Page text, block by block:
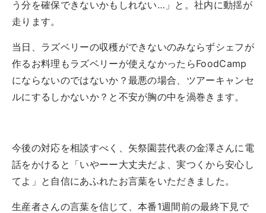
う分を確保できないかもしれない…」と。社内に動揺が
走ります。
当日、ラズベリーの収穫ができないのみならずシェフが
作るお料理もラズベリーが使えなかったらFoodCamp
にならないのではないか？最悪の場合、ツアーキャンセ
ルにするしかないか？と不安が胸の中を渦巻きます。
今後の対応を相談すべく、矢祭園芸代表の金澤さんに電
話をかけると「いやーー大丈夫だよ、実つくから安心し
てよ」と自信にあふれたお言葉をいただきました。
生産者さんの言葉を信じて、本番1週間前の最終下見で